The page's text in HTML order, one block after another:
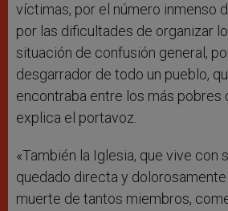
víctimas, por el número inmenso
por las dificultades de organizar
situación de confusión general,
desgarrador de todo un pueblo,
encontraba entre los más pobres
explica el portavoz.
«También la Iglesia, que vive con
quedado directa y
muerte de tantos miembros,